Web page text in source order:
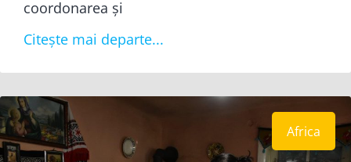
coordonarea și
Citește mai departe...
Africa